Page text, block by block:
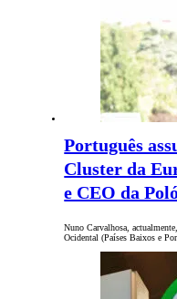
Português
Cluster da
e CEO da
Nuno Carvalhosa,
Ocidental (Países Baixos e